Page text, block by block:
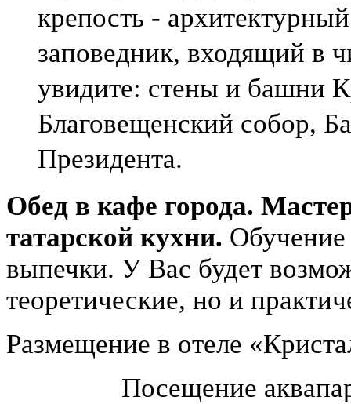
крепость -
заповедник, входящий
увидите: стены и башни
Благовещенский собор,
Президента.
Обед в кафе города.
татарской кухни. Обучение
выпечки. У Вас будет
теоретические, но и
Размещение в отеле
Посещение